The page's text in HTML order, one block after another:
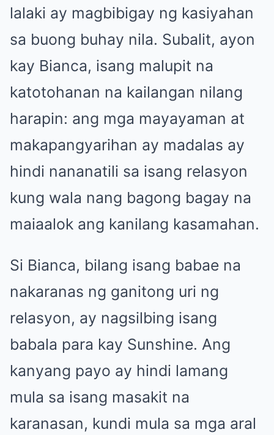
lalaki ay magbibigay ng kasiyahan
sa buong buhay nila. Subalit, ayon
kay Bianca, isang malupit na
katotohanan na kailangan nilang
harapin: ang mga mayayaman at
makapangyarihan ay madalas ay
hindi nananatili sa isang relasyon
kung wala nang bagong bagay na
maiaalok ang kanilang kasamahan.
Si Bianca, bilang isang babae na
nakaranas ng ganitong uri ng
relasyon, ay nagsilbing isang
babala para kay Sunshine. Ang
kanyang payo ay hindi lamang
mula sa isang masakit na
karanasan, kundi mula sa mga aral